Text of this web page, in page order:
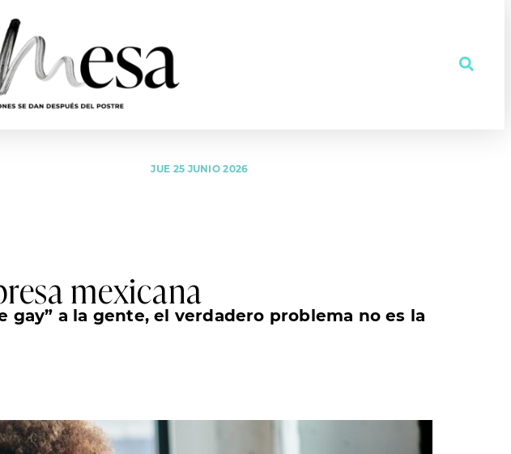
JUE 25 JUNIO 2026
mexicana
a la gente, el verdadero problema no es la